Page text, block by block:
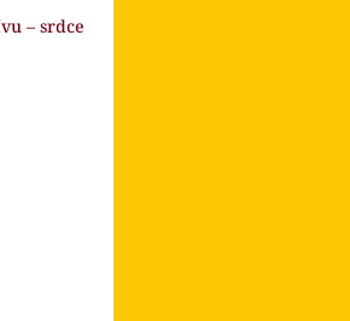
– srdce